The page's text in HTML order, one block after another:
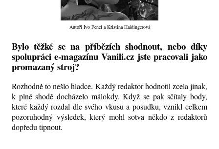
Autoři Ivo Fencl a Kristina Haidingerová
Bylo těžké se na příbězích shodnout, nebo díky
spolupráci e-magazínu Vanili.cz jste pracovali jako
promazaný stroj?
Rozhodně to nešlo hladce. Každý redaktor hodnotil zcela jinak,
k plné shodě docházelo málokdy. Když se pak sčítaly body,
které každý rozdal dle svého vkusu a posudku, vznikl celkem
pozoruhodný výsledek, který mohl sotva někdo z redaktorů
dopředu tipnout.